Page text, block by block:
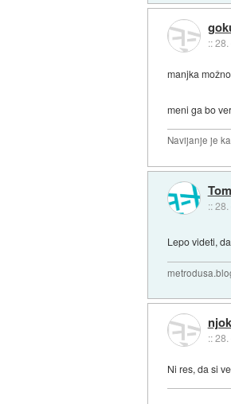
::28.
manjka
meni ga bo
Navijanje je
::28.
Lepo videti,
njok
::28.
Ni res, da si